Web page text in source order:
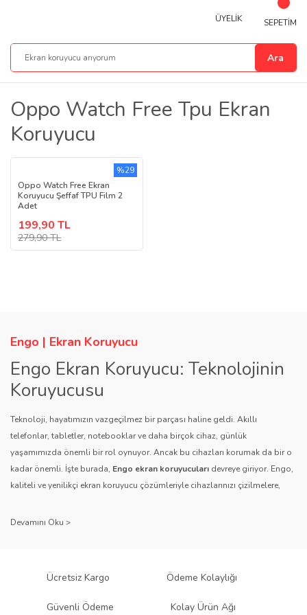
Ara
ÜYELİK SEPETİM
Oppo Watch Free Tpu Ekran
Koruyucu
Oppo Watch Free Ekran
Koruyucu Şeffaf TPU Film 2
Adet
199,90 TL
279,90 TL
%29
Engo | Ekran Koruyucu
Engo Ekran Koruyucu: Teknolojinin
Koruyucusu
Teknoloji, hayatımızın vazgeçilmez bir parçası haline geldi. Akıllı
telefonlar, tabletler, notebooklar ve daha birçok cihaz, günlük
yaşamımızda önemli bir rol oynuyor. Ancak bu cihazları korumak da bir o
kadar önemli. İşte burada, Engo ekran koruyucuları devreye giriyor. Engo,
kaliteli ve yenilikçi ekran koruyucu çözümleriyle cihazlarınızı çizilmelere,
sağlıyor.
Engo ekran koruyucuları
, uzun yıllara dayanan tecrübesi ve teknolojiye
ürününü titiz bir kalite kontrol sürecinden geçirir. Kullanıcı dostu tasarımı
Ücretsiz Kargo Ödeme Kolaylığı
Güvenli Ödeme Kolay Ürün Ağı